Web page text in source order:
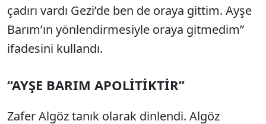
çadırı vardı Gezi’de ben de oraya gittim. Ayşe
Barım’ın yönlendirmesiyle oraya gitmedim”
ifadesini kullandı.
“AYŞE BARIM APOLİTİKTİR”
Zafer Algöz tanık olarak dinlendi. Algöz